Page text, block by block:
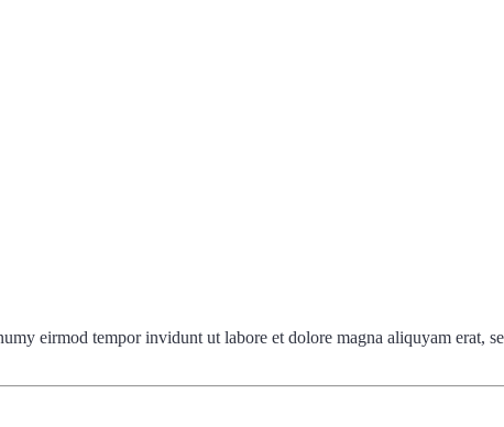
eirmod tempor invidunt ut labore et dolore magna aliquyam erat,